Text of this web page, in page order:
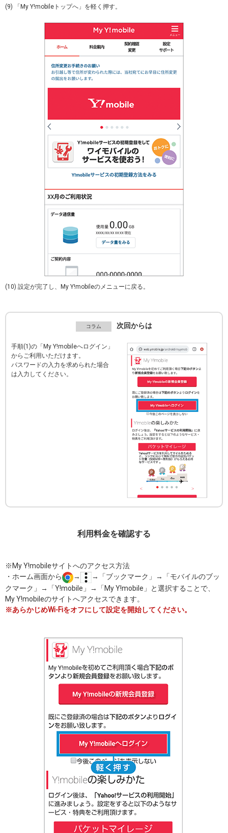
(9) 「My Y!mobileトップへ」を軽く押す。
(10) 設定が完了し、My Y!mobileのメニューに戻る。
次回からは
手順(1)の「My Y!mobileへログイン」
からご利用いただけます。
パスワードの入力を求められた場合
は入力してください。
利用料金を確認する
※My Y!mobileサイトへのアクセス方法
・ホーム画面から
→
→「ブックマーク」→「モバイルのブッ
クマーク」→「Y!mobile」→「My Y!mobile」と選択することで、
My Y!mobileのサイトへアクセスできます。
※あらかじめWi-Fiをオフにして設定を開始してください。